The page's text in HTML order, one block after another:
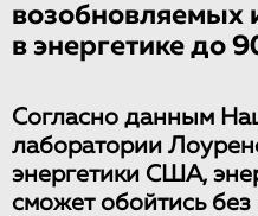
возобновляемых
в энергетике до
Согласно данным
лаборатории
энергетики США,
сможет обойтись